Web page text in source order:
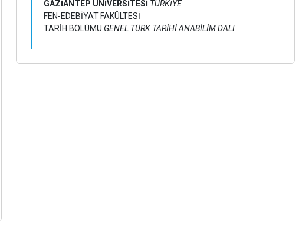
GAZİANTEP ÜNİVERSİTESİ TÜRKİYE
FEN-EDEBİYAT FAKÜLTESİ
TARİH BÖLÜMÜ GENEL TÜRK TARİHİ ANABİLİM DALI